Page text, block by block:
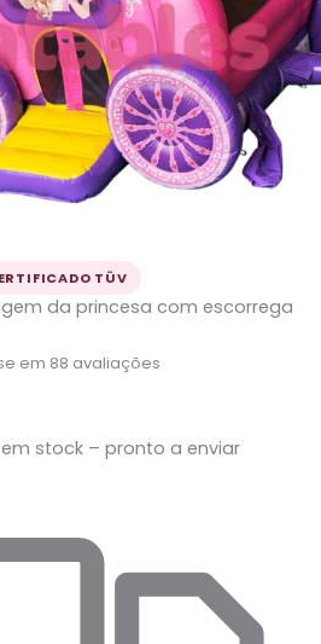
TÜV
da princesa com escorrega
em 88 avaliações
stock – pronto a enviar